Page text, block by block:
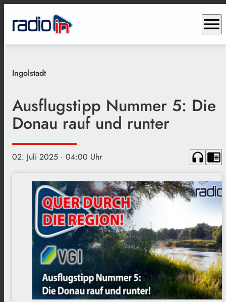
menu
Ingolstadt
Ausflugstipp Nummer 5: Die
Donau rauf und runter
02. Juli 2025 · 04:00 Uhr headphones chrome_reader_mode